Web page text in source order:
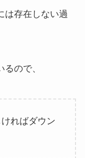
は存在しない過
ので、
ればダウン